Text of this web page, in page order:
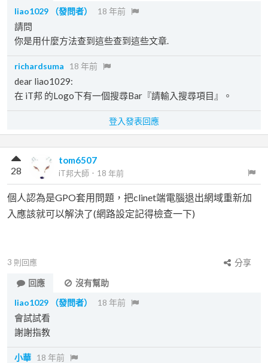
liao1029
（發問者） 18 年前
請問
你是用什麼方法查到這些查到這些文章.
richardsuma 18 年前
dear liao1029:
在 iT邦 的Logo下有一個搜尋Bar『請輸入搜尋項目』。
登入發表回應
tom6507
iT邦大師 ． 18 年前
28
個人認為是GPO套用問題，把clinet端電腦退出網域重新加
入應該就可以解決了(網路設定記得檢查一下)
3 則回應
分享
回應
沒有幫助
liao1029
（發問者） 18 年前
會試試看
謝謝指教
小華 18 年前